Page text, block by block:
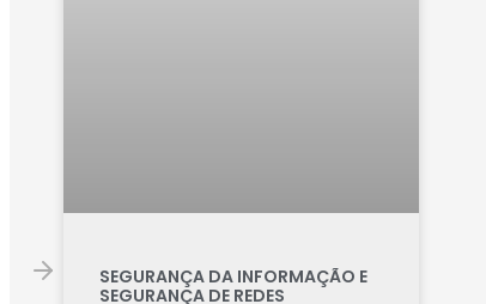
SEGURANÇA DA INFORMAÇÃO E
SEGURANÇA DE REDES